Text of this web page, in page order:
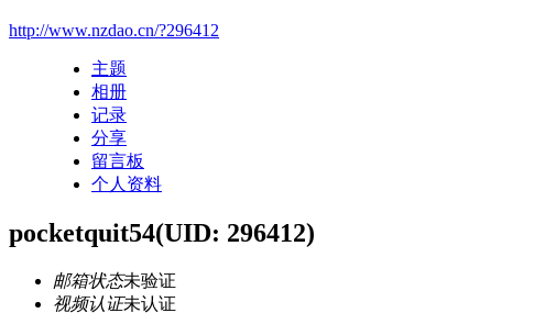
http://www.nzdao.cn/?296412
主题
相册
记录
分享
留言板
个人资料
pocketquit54(UID: 296412)
邮箱状态未验证
视频认证未认证